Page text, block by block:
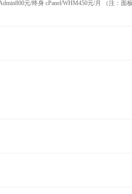
元/终身 cPanel/WHM450元/月 （注：面